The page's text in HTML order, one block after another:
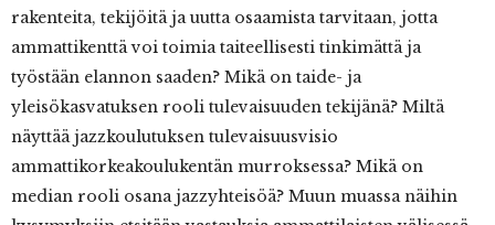
rakenteita, tekijöitä ja uutta osaamista tarvitaan, jotta
ammattikenttä voi toimia taiteellisesti tinkimättä ja
työstään elannon saaden? Mikä on taide- ja
yleisökasvatuksen rooli tulevaisuuden tekijänä? Miltä
näyttää jazzkoulutuksen tulevaisuusvisio
ammattikorkeakoulukentän murroksessa? Mikä on
median rooli osana jazzyhteisöä? Muun muassa näihin